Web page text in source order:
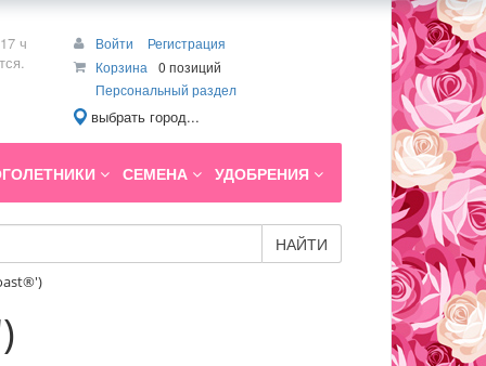
ч
Войти
Регистрация
Корзина
0 позиций
Персональный раздел
выбрать город...
СЕМЕНА УДОБРЕНИЯ
НАЙТИ